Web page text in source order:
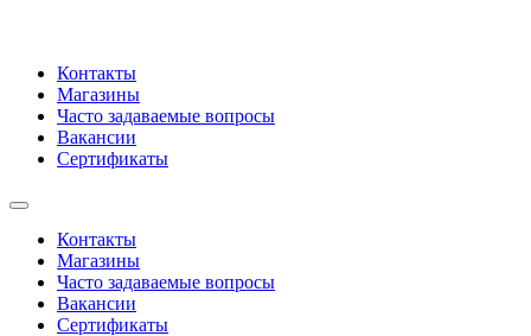
Контакты
Магазины
Часто задаваемые вопросы
Вакансии
Сертификаты
Контакты
Магазины
Часто задаваемые вопросы
Вакансии
Сертификаты